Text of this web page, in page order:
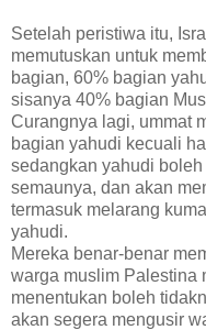
Setelah peristiwa itu,
memutuskan untuk
bagian, 60% bagian
sisanya 40% bagian
Curangnya lagi, ummat
bagian yahudi kecuali
sedangkan yahudi
semaunya, dan akan
termasuk melarang
yahudi.
Mereka benar-benar
warga muslim Palestina
menentukan boleh
akan segera mengusir